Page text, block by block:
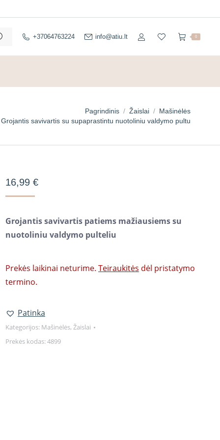
+37064763224 info@atiu.lt 0
Pagrindinis Žaislai
Mašinėlės
Grojantis savivartis su supaprastintu nuotoliniu valdymo pultu
16,99 €
Grojantis savivartis patiems mažiausiems su
nuotoliniu valdymo pulteliu
Prekės laikinai neturime. Teiraukitės dėl pristatymo
termino.
Patinka
Kategorijos: Mašinėlės, Žaislai
Prekės kodas:4899